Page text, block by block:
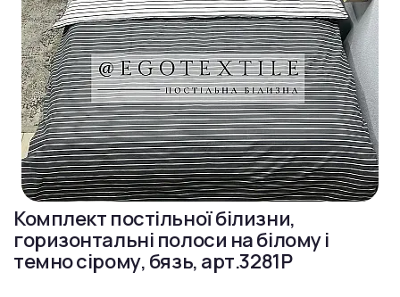
Комплект постільної білизни,
горизонтальні полоси на білому і
темно сірому, бязь, арт.3281P